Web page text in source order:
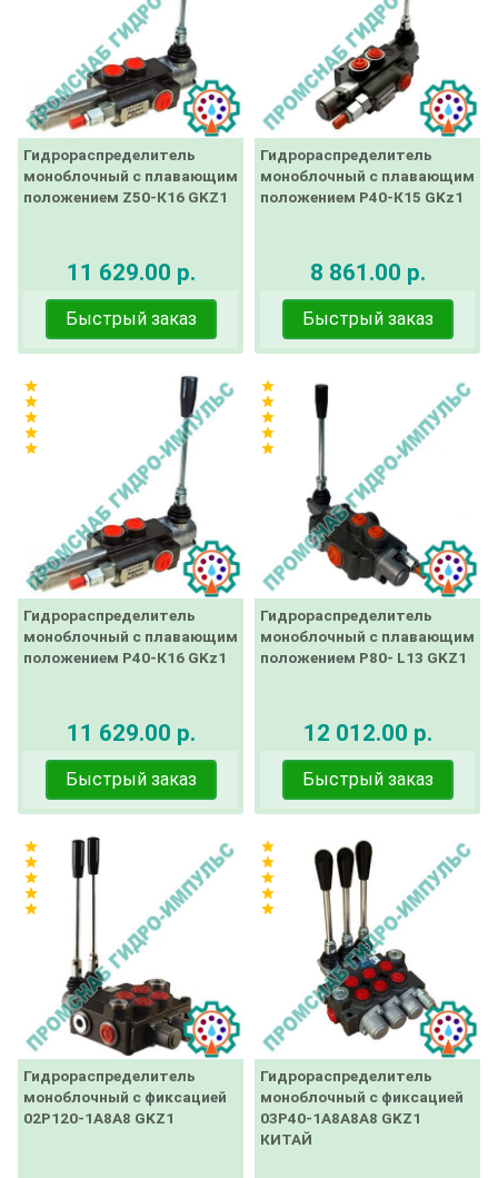
Гидрораспределитель
моноблочный с плавающим
положением Z50-К16 GKZ1
11 629.00 р.
Быстрый заказ
Гидрораспределитель
моноблочный с плавающим
положением Р40-К15 GKz1
8 861.00 р.
Быстрый заказ
Гидрораспределитель
моноблочный с плавающим
положением Р40-К16 GKz1
11 629.00 р.
star
star
star
star
star
Быстрый заказ
Гидрораспределитель
моноблочный с плавающим
положением Р80- L13 GKZ1
12 012.00 р.
star
star
star
star
star
Быстрый заказ
Гидрораспределитель
моноблочный с фиксацией
02Р120-1А8А8 GKZ1
star
star
star
star
star
Гидрораспределитель
моноблочный с фиксацией
03Р40-1А8А8А8 GKZ1
КИТАЙ
star
star
star
star
star